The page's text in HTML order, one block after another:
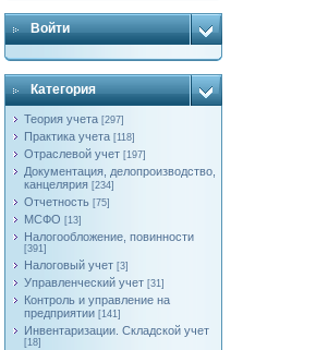
Войти
Категория
Теория учета [297]
Практика учета [118]
Отраслевой учет [197]
Документация, делопроизводство,
канцелярия [234]
Отчетность [75]
МСФО [13]
Налогообложение, повинности
[391]
Налоговый учет [3]
Управленческий учет [31]
Контроль и управление на
предприятии [141]
Инвентаризации. Складской учет
[18]